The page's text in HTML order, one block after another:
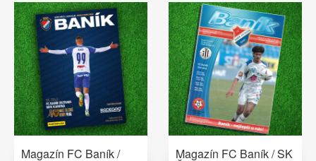
Magazín FC Baník / Magazín FC Baník / SK